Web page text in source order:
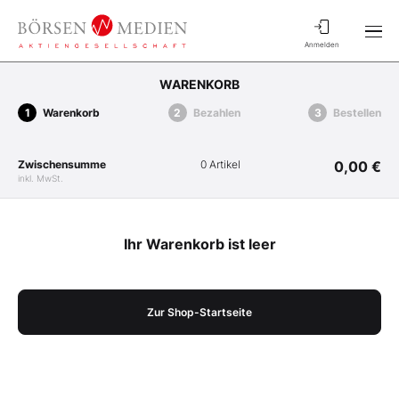
Anmelden
WARENKORB
Warenkorb Bezahlen Bestellen
Zwischensumme
inkl. MwSt.
0 Artikel 0,00 €
Ihr Warenkorb ist leer
Zur Shop-Startseite